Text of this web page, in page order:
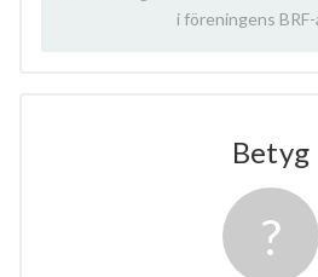
i föreningens BRF-
Betyg